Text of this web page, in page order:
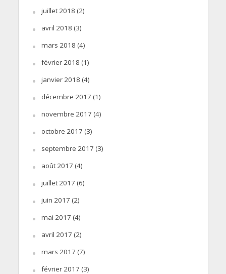
juillet 2018 (2)
avril 2018 (3)
mars 2018 (4)
février 2018 (1)
janvier 2018 (4)
décembre 2017 (1)
novembre 2017 (4)
octobre 2017 (3)
septembre 2017 (3)
août 2017 (4)
juillet 2017 (6)
juin 2017 (2)
mai 2017 (4)
avril 2017 (2)
mars 2017 (7)
février 2017 (3)